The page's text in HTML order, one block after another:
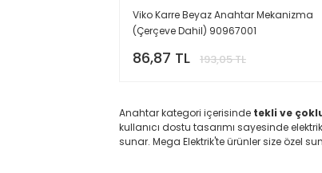
Viko Karre Beyaz Anahtar Mekanizma
(Çerçeve Dahil) 90967001
86,87 TL 193,05 TL
Anahtar kategori içerisinde tekli ve
kullanıcı dostu tasarımı sayesinde
sunar. Mega Elektrik'te ürünler size özel